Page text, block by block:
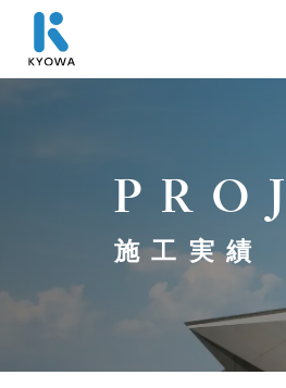
P R OJ
施⼯実績